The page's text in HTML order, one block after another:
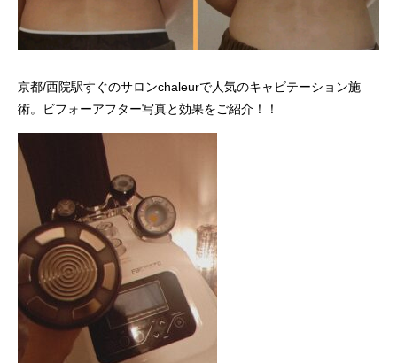
京都/西院駅すぐのサロンchaleurで人気のキャビテーション施
術。ビフォーアフター写真と効果をご紹介！！